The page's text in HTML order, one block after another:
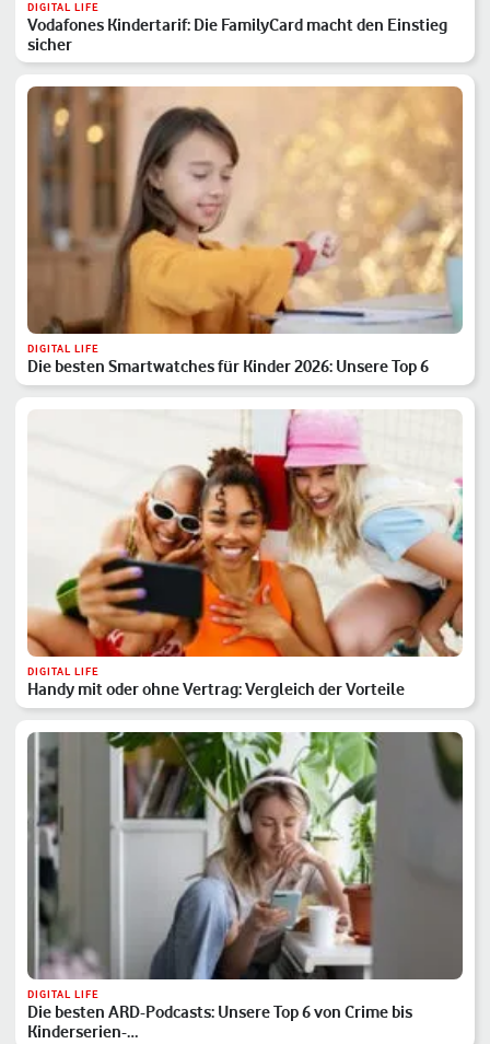
DIGITAL LIFE
Vodafones Kindertarif: Die FamilyCard macht den Einstieg
sicher
DIGITAL LIFE
Die besten Smartwatches für Kinder 2026: Unsere Top 6
DIGITAL LIFE
Handy mit oder ohne Vertrag: Vergleich der Vorteile
DIGITAL LIFE
Die besten ARD-Podcasts: Unsere Top 6 von Crime bis
Kinderserien-…